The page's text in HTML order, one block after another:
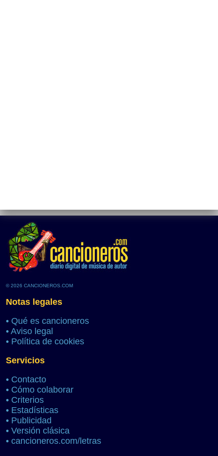
© 2026 CANCIONEROS.COM
Notas legales
• Qué es cancioneros
• Aviso legal
• Política de cookies
Servicios
• Contacto
• Cómo colaborar
• Criterios
• Estadísticas
• Publicidad
• Versión clásica
• cancioneros.com/letras